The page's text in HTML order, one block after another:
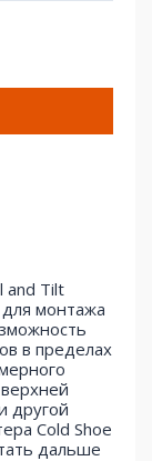
and Tilt
монтажа
в пределах
другой
Cold Shoe
дальше